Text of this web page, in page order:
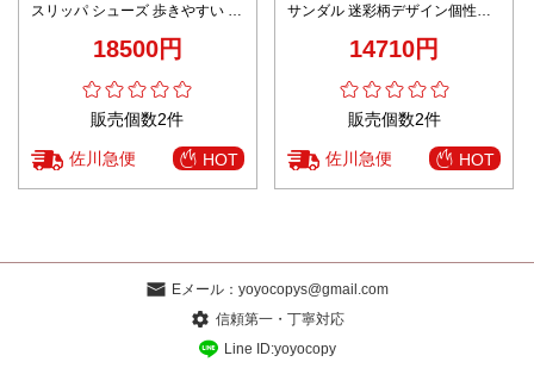
スリッパ シューズ 歩きやすい 男
18500円
販売個数2件
佐川急便 HOT
サンダル 迷彩柄デザイン個性仕
14710円
販売個数2件
佐川急便 HOT
Eメール： yoyocopys@gmail.com
信頼第一・丁寧対応
Line ID:yoyocopy